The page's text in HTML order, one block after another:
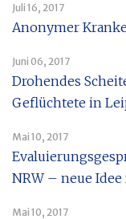
Juli 16, 2017
Anonymer
Juni 06, 2017
Drohendes
Geflüchtete in
Mai 10, 2017
NRW – neue
Mai 10, 2017